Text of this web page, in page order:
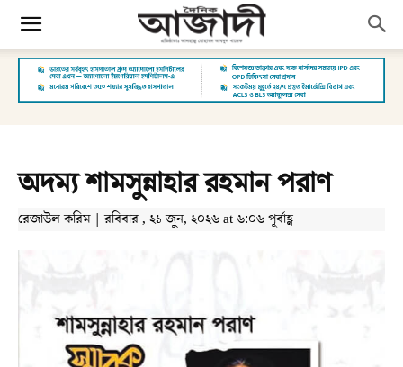
অদম্য শামসুন্নাহার রহমান পরাণ
রেজাউল করিম | রবিবার , ২১ জুন, ২০২৬ at ৬:০৬ পূর্বাহ্ণ